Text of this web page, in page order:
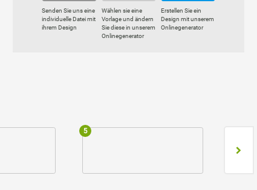
Senden Sie uns eine
individuelle Datei mit
ihrem Design
Wählen sie eine
Vorlage und ändern
Sie diese in unserem
Onlinegenerator
Erstellen Sie ein
Design mit unserem
Onlinegenerator
5